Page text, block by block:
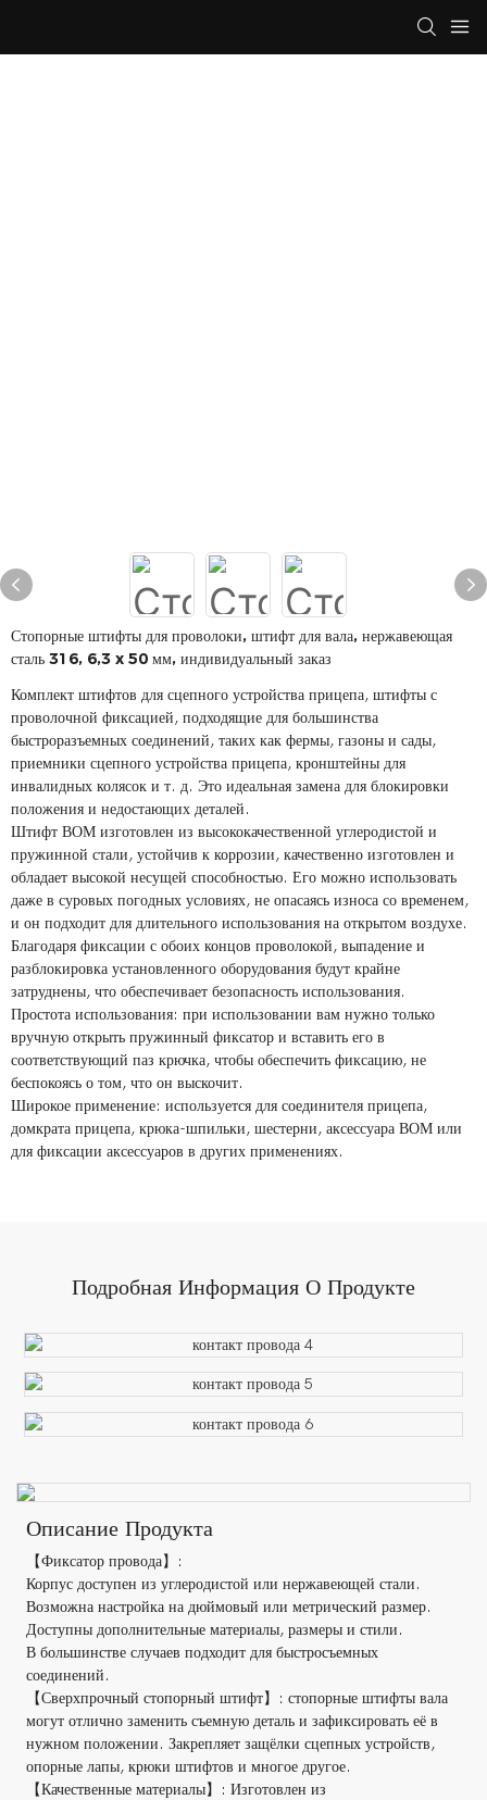
Стопорные штифты для проволоки, штифт для вала, нержавеющая
сталь 316, 6,3 x 50 мм, индивидуальный заказ
Комплект штифтов для сцепного устройства прицепа, штифты с
проволочной фиксацией, подходящие для большинства
быстроразъемных соединений, таких как фермы, газоны и сады,
приемники сцепного устройства прицепа, кронштейны для
инвалидных колясок и т. д. Это идеальная замена для блокировки
положения и недостающих деталей.
Штифт ВОМ изготовлен из высококачественной углеродистой и
пружинной стали, устойчив к коррозии, качественно изготовлен и
обладает высокой несущей способностью. Его можно использовать
даже в суровых погодных условиях, не опасаясь износа со временем,
и он подходит для длительного использования на открытом воздухе.
Благодаря фиксации с обоих концов проволокой, выпадение и
разблокировка установленного оборудования будут крайне
затруднены, что обеспечивает безопасность использования.
Простота использования: при использовании вам нужно только
вручную открыть пружинный фиксатор и вставить его в
соответствующий паз крючка, чтобы обеспечить фиксацию, не
беспокоясь о том, что он выскочит.
Широкое применение: используется для соединителя прицепа,
домкрата прицепа, крюка-шпильки, шестерни, аксессуара ВОМ или
для фиксации аксессуаров в других применениях.
Подробная Информация О Продукте
Описание Продукта
【Фиксатор провода】:
Корпус доступен из углеродистой или нержавеющей стали.
Возможна настройка на дюймовый или метрический размер.
Доступны дополнительные материалы, размеры и стили.
В большинстве случаев подходит для быстросъемных
соединений.
【Сверхпрочный стопорный штифт】: стопорные штифты вала
могут отлично заменить съемную деталь и зафиксировать её в
нужном положении. Закрепляет защёлки сцепных устройств,
опорные лапы, крюки штифтов и многое другое.
【Качественные материалы】: Изготовлен из